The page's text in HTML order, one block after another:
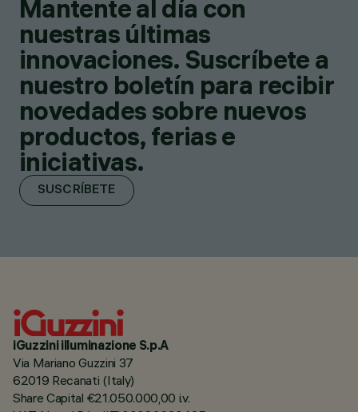
Mantente al día con
nuestras últimas
innovaciones. Suscríbete a
nuestro boletín para recibir
novedades sobre nuevos
productos, ferias e
iniciativas.
SUSCRÍBETE
iGuzzini illuminazione S.p.A
Via Mariano Guzzini 37
62019 Recanati (Italy)
Share Capital €21.050.000,00 i.v.